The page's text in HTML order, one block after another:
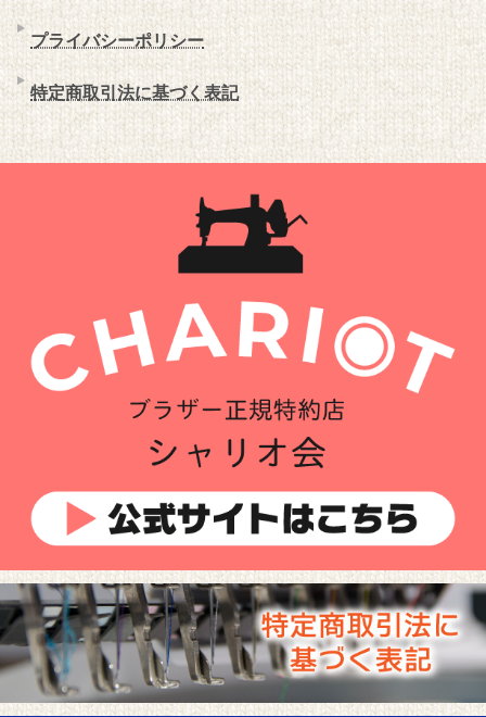
プライバシーポリシー
特定商取引法に基づく表記